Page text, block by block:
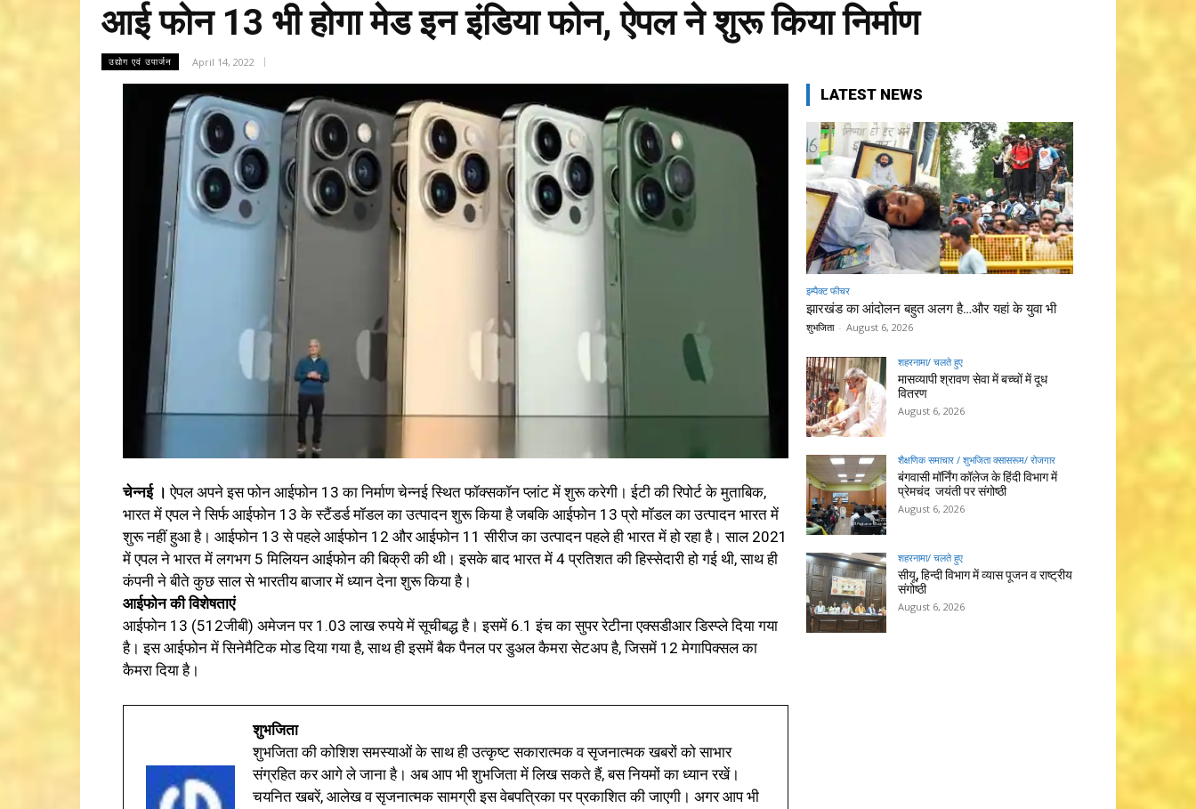
आई फोन 13 भी होगा मेड इन इंडिया फोन, ऐपल ने शुरू किया निर्माण
उद्योग एवं उपार्जन April 14, 2022
चेन्नई । ऐपल अपने इस फोन आईफोन 13 का निर्माण चेन्नई स्थित फॉक्सकॉन प्लांट में शुरू करेगी। ईटी की रिपोर्ट के मुताबिक,
भारत में एपल ने सिर्फ आईफोन 13 के स्टैंडर्ड मॉडल का उत्पादन शुरू किया है जबकि आईफोन 13 प्रो मॉडल का उत्पादन भारत में
शुरू नहीं हुआ है। आईफोन 13 से पहले आईफोन 12 और आईफोन 11 सीरीज का उत्पादन पहले ही भारत में हो रहा है। साल 2021
में एपल ने भारत में लगभग 5 मिलियन आईफोन की बिक्री की थी। इसके बाद भारत में 4 प्रतिशत की हिस्सेदारी हो गई थी, साथ ही
कंपनी ने बीते कुछ साल से भारतीय बाजार में ध्यान देना शुरू किया है।
आईफोन की विशेषताएं
आईफोन 13 (512जीबी) अमेजन पर 1.03 लाख रुपये में सूचीबद्ध है। इसमें 6.1 इंच का सुपर रेटीना एक्सडीआर डिस्प्ले दिया गया
है। इस आईफोन में सिनेमैटिक मोड दिया गया है, साथ ही इसमें बैक पैनल पर डुअल कैमरा सेटअप है, जिसमें 12 मेगापिक्सल का
कैमरा दिया है।
शुभजिता
शुभजिता की कोशिश समस्याओं के साथ ही उत्कृष्ट सकारात्मक व सृजनात्मक खबरों को साभार
संग्रहित कर आगे ले जाना है। अब आप भी शुभजिता में लिख सकते हैं, बस नियमों का ध्यान रखें।
चयनित खबरें, आलेख व सृजनात्मक सामग्री इस वेबपत्रिका पर प्रकाशित की जाएगी। अगर आप भी
LATEST NEWS
इम्पैक्ट फीचर
झारखंड का आंदोलन बहुत अलग है…और यहां के युवा भी
शुभजिता - August 6, 2026
शहरनामा/ चलते हुए
मासव्यापी श्रावण सेवा में बच्चों में दूध
वितरण
August 6, 2026
शैक्षणिक समाचार / शुभजिता क्सासरूम/ रोजगार
बंगवासी मॉर्निंग कॉलेज के हिंदी विभाग में
प्रेमचंद जयंती पर संगोष्ठी
August 6, 2026
शहरनामा/ चलते हुए
सीयू, हिन्दी विभाग में व्यास पूजन व राष्ट्रीय
संगोष्ठी
August 6, 2026